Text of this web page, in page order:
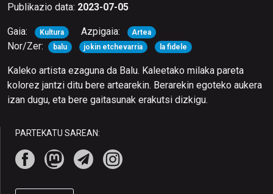
Publikazio data: 2023-07-05
Gaia: Kultura Azpigaia: Artea
Nor/Zer: balu jokin etchevarria la fidele
Kaleko artista ezaguna da Balu. Kaleetako milaka pareta
kolorez jantzi ditu bere artearekin. Berarekin egoteko aukera
izan dugu, eta bere gaitasunak erakutsi dizkigu.
PARTEKATU SAREAN: